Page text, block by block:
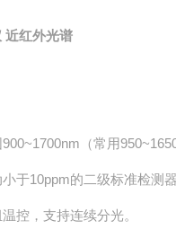
近红外光谱
（常用
于10ppm的二级标准检测器
控，支持连续分光。